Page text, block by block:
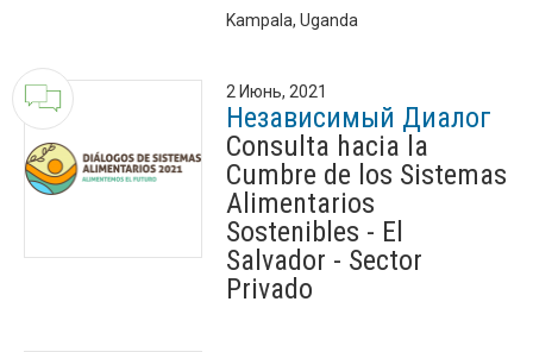
Kampala, Uganda
2 Июнь, 2021
Независимый Диалог
Consulta hacia la
Cumbre de los Sistemas
Alimentarios
Sostenibles - El
Salvador - Sector
Privado